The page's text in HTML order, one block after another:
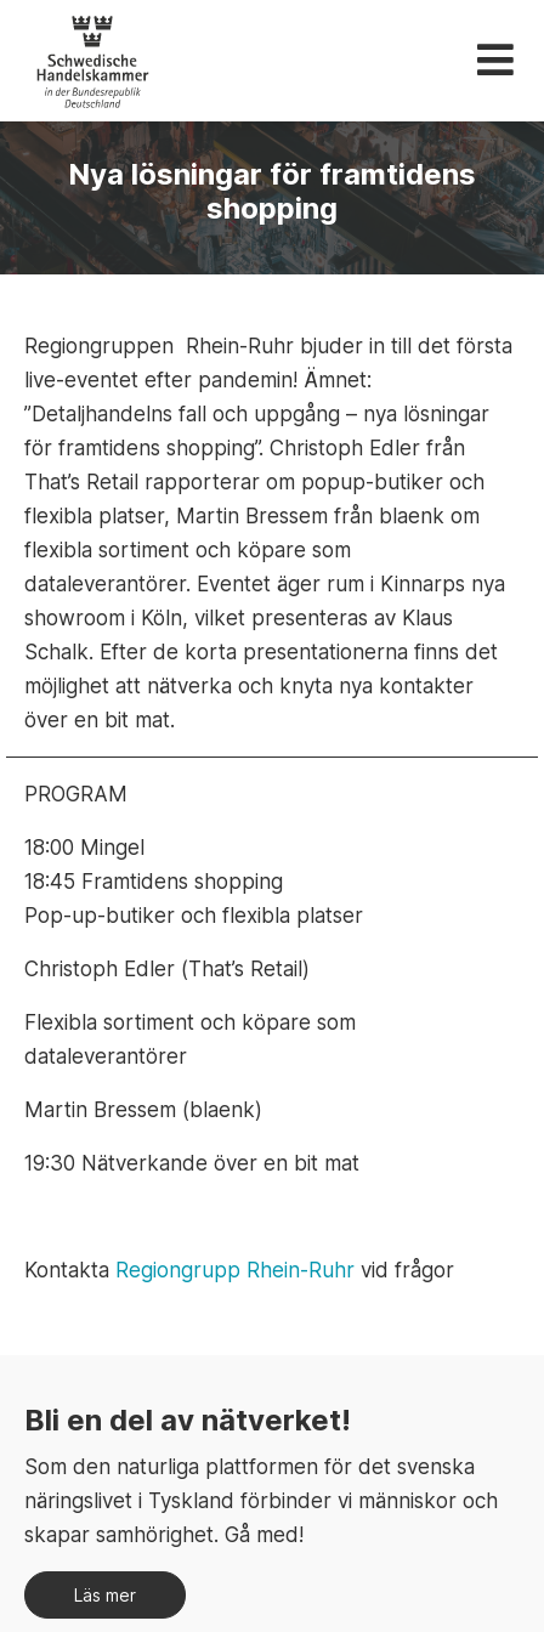
Svenska
Nya lösningar för framtidens
shopping
Regiongruppen Rhein-Ruhr bjuder in till det första
live-eventet efter pandemin! Ämnet:
”Detaljhandelns fall och uppgång – nya lösningar
för framtidens shopping”. Christoph Edler från
That’s Retail rapporterar om popup-butiker och
flexibla platser, Martin Bressem från blaenk om
flexibla sortiment och köpare som
dataleverantörer. Eventet äger rum i Kinnarps nya
showroom i Köln, vilket presenteras av Klaus
Schalk. Efter de korta presentationerna finns det
möjlighet att nätverka och knyta nya kontakter
över en bit mat.
PROGRAM
18:00 Mingel
18:45 Framtidens shopping
Pop-up-butiker och flexibla platser
Christoph Edler (That’s Retail)
Flexibla sortiment och köpare som
dataleverantörer
Martin Bressem (blaenk)
19:30 Nätverkande över en bit mat
Kontakta Regiongrupp Rhein-Ruhr vid frågor
Bli en del av nätverket!
Som den naturliga plattformen för det svenska
näringslivet i Tyskland förbinder vi människor och
skapar samhörighet. Gå med!
Läs mer